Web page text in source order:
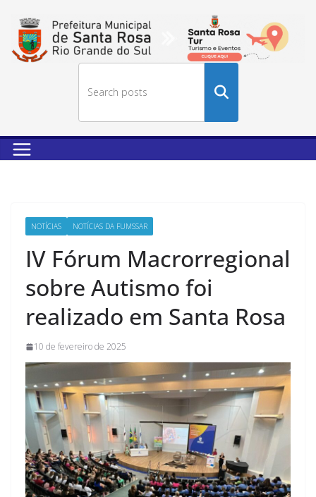
no
NOTÍCIAS NOTÍCIAS DA FUMSSAR
IV Fórum Macrorregional
sobre Autismo foi
realizado em Santa Rosa
10 de fevereiro de 2025